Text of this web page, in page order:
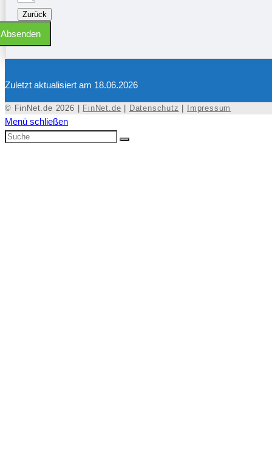
Zurück
Absenden
Zuletzt aktualisiert am 18.06.2026
© FinNet.de 2026 | FinNet.de | Datenschutz | Impressum
Menü schließen